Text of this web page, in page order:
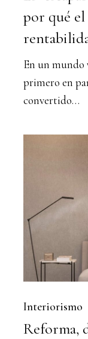
en
por qué
En un mundo
primero en
convertido…
fotografía:
qué
aporta
cada
fase
en
Interiorismo
Reforma,